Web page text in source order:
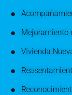
Mejoramiento
Vivienda